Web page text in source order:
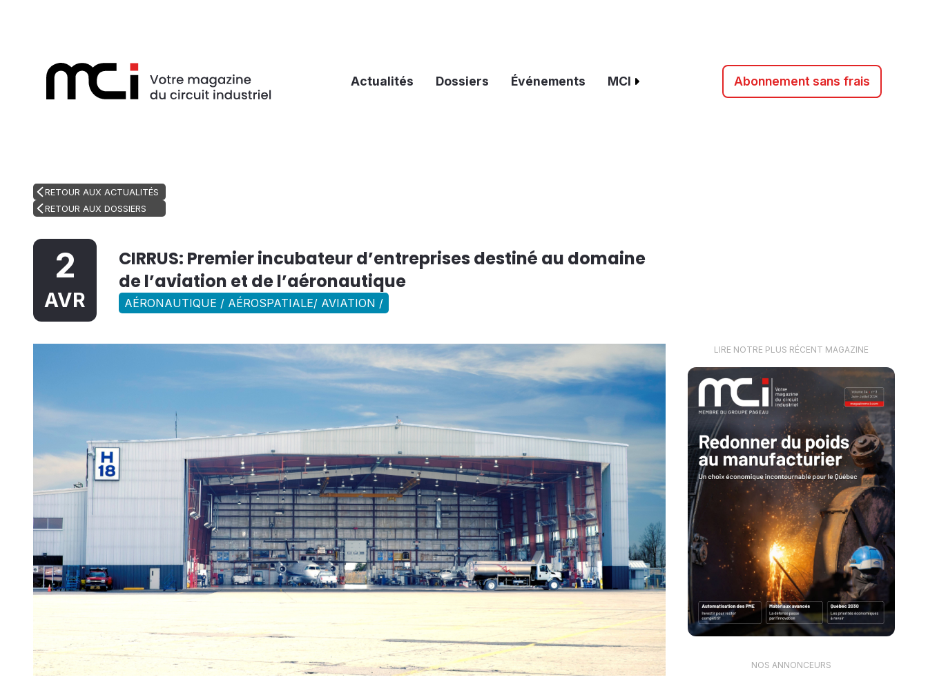
Actualités Dossiers Événements MCI Abonnement sans frais
RETOUR AUX ACTUALITÉS
RETOUR AUX DOSSIERS
2
AVR
CIRRUS: Premier incubateur d’entreprises destiné au domaine
de l’aviation et de l’aéronautique
AÉRONAUTIQUE / AÉROSPATIALE/ AVIATION /
LIRE NOTRE PLUS RÉCENT MAGAZINE
NOS ANNONCEURS